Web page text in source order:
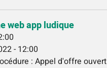
web app ludique
- 12:00
: Appel d'offre ouvert